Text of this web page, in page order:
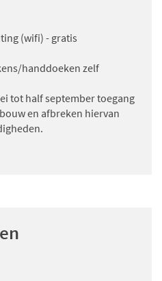
(wifi) - gratis
handdoeken zelf
tot half september toegang
en afbreken hiervan